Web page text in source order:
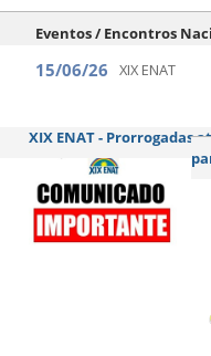
Eventos / Encontros
15/06/26 XIX ENAT
XIX ENAT - Prorrogadas